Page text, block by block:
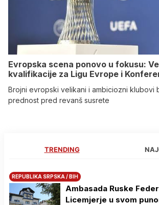
Evropska scena ponovo u fokusu:
kvalifikacije za Ligu Evrope i
Brojni evropski velikani i ambiciozni klubovi
prednost pred revanš susrete
TRENDING
REPUBLIKA SRPSKA / BIH
Ambasada Ruske
Licemjerje u svom